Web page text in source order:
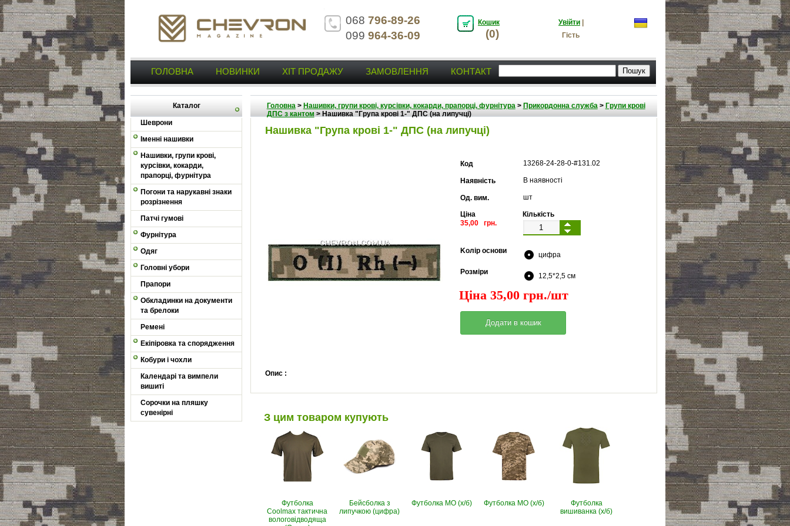
068 796-89-26
099 964-36-09
Кошик
(0)
Увійти
Гість
ГОЛОВНА НОВИНКИ ХІТ ПРОДАЖУ ЗАМОВЛЕННЯ КОНТАКТ
Каталог
Шеврони
Іменні нашивки
Нашивки, групи крові,
курсівки, кокарди,
прапорці, фурнітура
Погони та нарукавні знаки
розрізнення
Патчі гумові
Фурнітура
Одяг
Головні убори
Прапори
Обкладинки на документи
та брелоки
Ремені
Екіпіровка та спорядження
Кобури і чохли
Календарі та вимпели
вишиті
Сорочки на пляшку
сувенірні
Головна> Нашивки, групи крові, курсівки, кокарди, прапорці, фурнітура> Прикордонна служба> Групи крові
ДПС з кантом> Нашивка "Група крові 1-" ДПС (на липучці)
Нашивка "Група крові 1-" ДПС (на липучці)
Код 13268-24-28-0-#131.02
Наявність В наявності
Од. вим. шт
Ціна
35,00 грн.
Кількість
Kолір основи
цифра
Pозміри
12,5*2,5 см
Ціна 35,00 грн./шт
Опис :
З цим товаром купують
Футболка
Coolmax тактична
вологовiдводяща
Бейсболка з
липучкою (цифра)
Футболка МО (х/б) Футболка МО (х/б)
Футболка
вишиванка (х/б)